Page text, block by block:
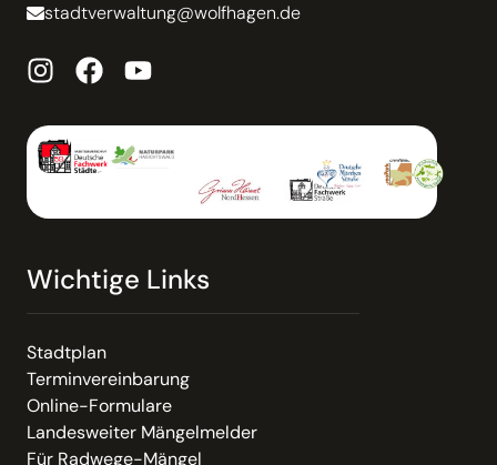
stadtverwaltung@wolfhagen.de
Wichtige Links
Stadtplan
Terminvereinbarung
Online-Formulare
Landesweiter Mängelmelder
Für Radwege-Mängel